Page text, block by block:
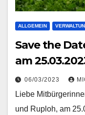
ALLGEMEIN
Save the
am
06/03/2023
Liebe
und Ruploh, am